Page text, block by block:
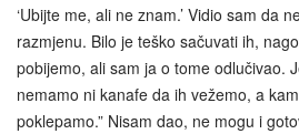
‘Ubijte me, ali ne znam.’ Vidio sam da
razmjenu. Bilo je teško sačuvati ih,
pobijemo, ali sam ja o tome odlučivao.
nemamo ni kanafe da ih vežemo, a
poklepamo.” Nisam dao, ne mogu i